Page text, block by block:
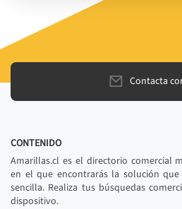
Contacta
CONTENIDO
Amarillas.cl es el directorio comercial
en el que encontrarás la solución
sencilla. Realiza tus búsquedas
dispositivo.